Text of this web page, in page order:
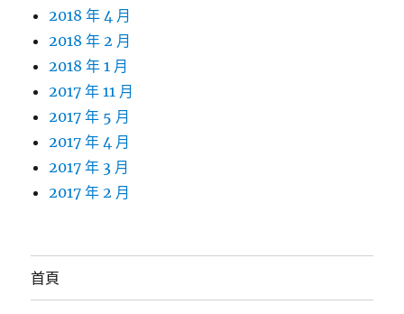
2018 年 4 月
2018 年 2 月
2018 年 1 月
2017 年 11 月
2017 年 5 月
2017 年 4 月
2017 年 3 月
2017 年 2 月
首頁